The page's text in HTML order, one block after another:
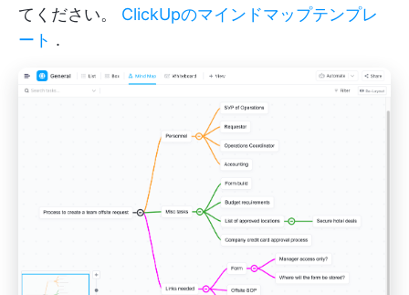
てください。 ClickUpのマインドマップテンプレ
ート .